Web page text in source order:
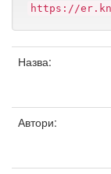
https://
Назва:
Автори: